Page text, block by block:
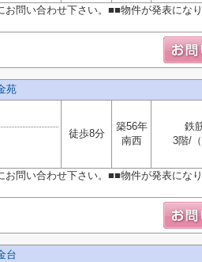
問い合わせ下さい。■■物件が発表にな
苑
徒歩8分
築56年
南西
鉄
3階/
問い合わせ下さい。■■物件が発表にな
台